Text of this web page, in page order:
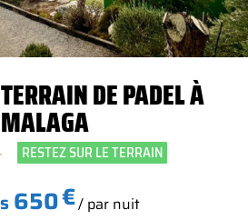
DE PADEL À
MALAGA
RESTEZ SUR LE TERRAIN
650€/ par nuit